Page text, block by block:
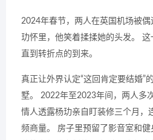
2024年春节，两人在英国机场被
玏怀里，他笑着揉揉她的头发。 这
直到转折点的到来。
真正让外界认定“这回肯定要结婚”
墅。 2022年至2023年间，两人多
情人透露杨玏亲自盯装修三个月，
频商量。 房子里预留了影音室和